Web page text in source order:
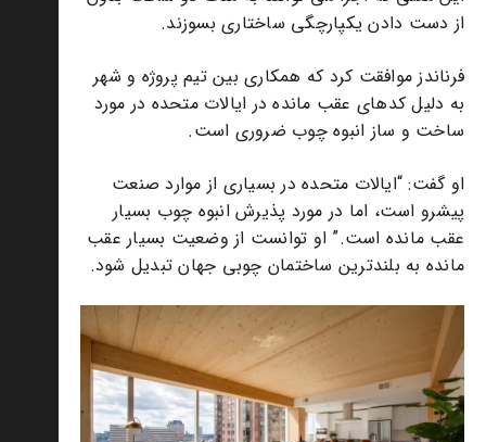
از دست دادن یکپارچگی ساختاری بسوزند.
فرناندز موافقت کرد که همکاری بین تیم پروژه و شهر
به دلیل کدهای عقب مانده در ایالات متحده در مورد
ساخت و ساز انبوه چوب ضروری است.
او گفت: “ایالات متحده در بسیاری از موارد صنعت
پیشرو است، اما در مورد پذیرش انبوه چوب بسیار
عقب مانده است.” او توانست از وضعیت بسیار عقب
مانده به بلندترین ساختمان چوبی جهان تبدیل شود.